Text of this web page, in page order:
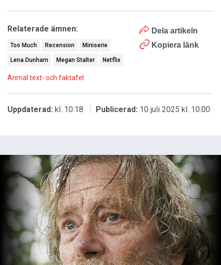
Dela artikeln
Kopiera länk
Relaterade ämnen:
Too Much Recension Miniserie
Lena Dunham Megan Stalter Netflix
Anmäl text- och faktafel
Uppdaterad: kl. 10:18 Publicerad: 10 juli 2025 kl. 10:00